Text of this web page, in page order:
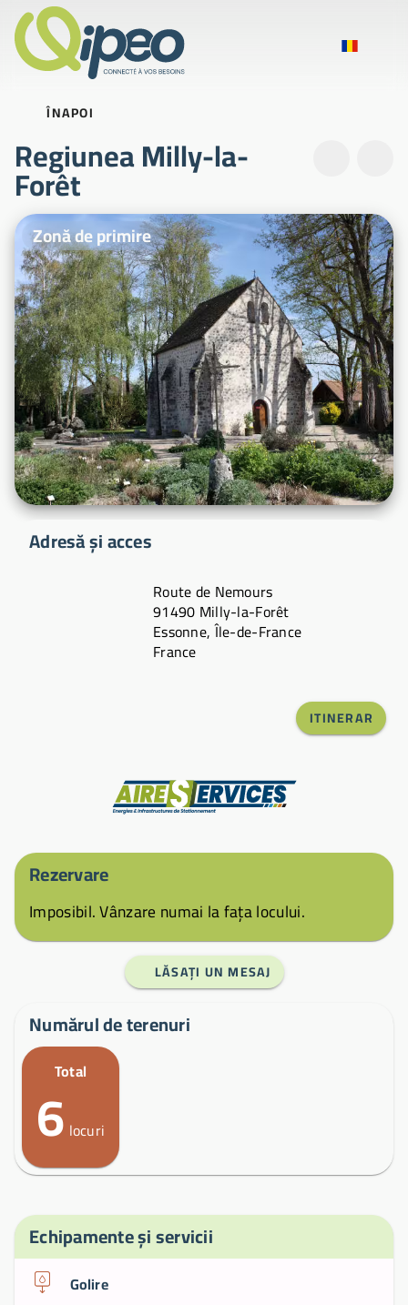
ÎNAPOI
Regiunea Milly-la-
Forêt
Fotografii ilustrative
Zonă de primire
Adresă și acces
Route de Nemours
91490 Milly-la-Forêt
Essonne, Île-de-France
France
ITINERAR
Producător
Rezervare
Imposibil. Vânzare numai la fața locului.
LĂSAȚI UN MESAJ
Numărul de terenuri
Total
6 locuri
Echipamente și servicii
Golire